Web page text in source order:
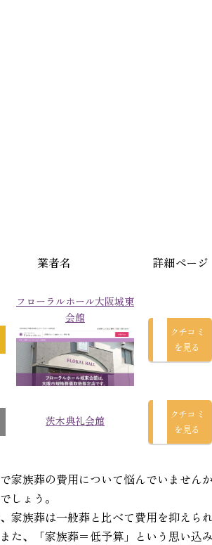
業者名 詳細ページ
フローラルホール大阪城東
会館
クチコミ
を見る
茨木典礼会館
クチコミ
を見る
家族葬の費用について悩んでいません
しょう。
家族葬は一般葬と比べて費用を抑えら
た、「家族葬＝低予算」という思い込